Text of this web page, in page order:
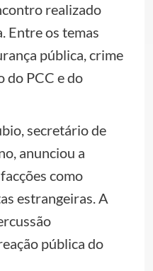
realizado
Entre os temas
pública, crime
do PCC e do
secretário de
anunciou a
como
estrangeiras. A
pública do